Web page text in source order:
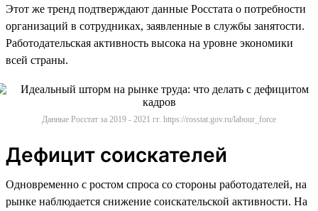
Этот же тренд подтверждают данные Росстата о потребности
организаций в сотрудниках, заявленные в службы занятости.
Работодательская активность высока на уровне экономики
всей страны.
Данные Росстат за 2019 - 2021 гг. https://rosstat.gov.ru/labour_force
Дефицит соискателей
Одновременно с ростом спроса со стороны работодателей, на
рынке наблюдается снижение соискательской активности. На